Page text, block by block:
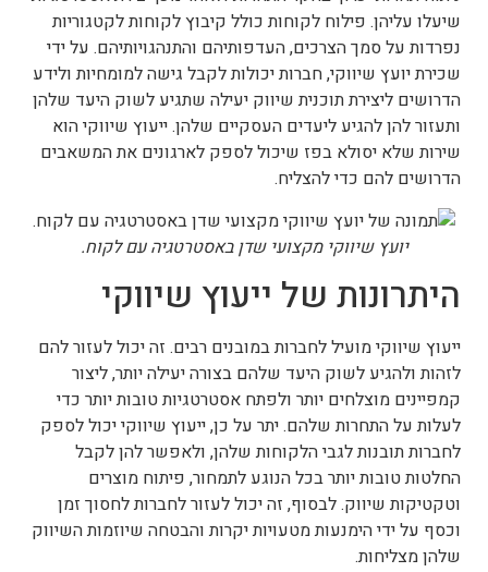
שיעלו עליהן. פילוח לקוחות כולל קיבוץ לקוחות לקטגוריות
נפרדות על סמך הצרכים, העדפותיהם והתנהגויותיהם. על ידי
שכירת יועץ שיווקי, חברות יכולות לקבל גישה למומחיות ולידע
הדרושים ליצירת תוכנית שיווק יעילה שתגיע לשוק היעד שלהן
ותעזור להן להגיע ליעדים העסקיים שלהן. ייעוץ שיווקי הוא
שירות שלא יסולא בפז שיכול לספק לארגונים את המשאבים
הדרושים להם כדי להצליח.
יועץ שיווקי מקצועי שדן באסטרטגיה עם לקוח.
היתרונות של ייעוץ שיווקי
ייעוץ שיווקי מועיל לחברות במובנים רבים. זה יכול לעזור להם
לזהות ולהגיע לשוק היעד שלהם בצורה יעילה יותר, ליצור
קמפיינים מוצלחים יותר ולפתח אסטרטגיות טובות יותר כדי
לעלות על התחרות שלהם. יתר על כן, ייעוץ שיווקי יכול לספק
לחברות תובנות לגבי הלקוחות שלהן, ולאפשר להן לקבל
החלטות טובות יותר בכל הנוגע לתמחור, פיתוח מוצרים
וטקטיקות שיווק. לבסוף, זה יכול לעזור לחברות לחסוך זמן
וכסף על ידי הימנעות מטעויות יקרות והבטחה שיוזמות השיווק
שלהן מצליחות.